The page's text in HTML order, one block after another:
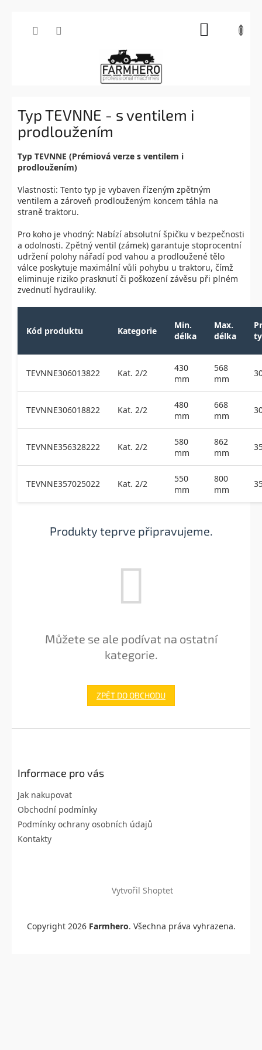
NÁKUPNÍ
Typ TEVNNE - s ventilem i
prodloužením
Typ TEVNNE (Prémiová verze s ventilem i
prodloužením)
Vlastnosti: Tento typ je vybaven řízeným zpětným
ventilem a zároveň prodlouženým koncem táhla na
straně traktoru.
Pro koho je vhodný: Nabízí absolutní špičku v bezpečnosti
a odolnosti. Zpětný ventil (zámek) garantuje stoprocentní
udržení polohy nářadí pod vahou a prodloužené tělo
válce poskytuje maximální vůli pohybu u traktoru, čímž
eliminuje riziko prasknutí či poškození závěsu při plném
zvednutí hydrauliky.
Kód produktu Kategorie
Min.
délka
Max.
délka
TEVNNE306013822 Kat. 2/2
430
mm
568
mm
TEVNNE306018822 Kat. 2/2
480
mm
668
mm
TEVNNE356328222 Kat. 2/2
580
mm
862
mm
TEVNNE357025022 Kat. 2/2
550
mm
800
mm
Produkty teprve připravujeme.
Můžete se ale podívat na ostatní
kategorie.
ZPĚT DO OBCHODU
Informace pro vás
Jak nakupovat
Obchodní podmínky
Podmínky ochrany osobních údajů
Kontakty
Vytvořil Shoptet
Copyright 2026 Farmhero. Všechna práva vyhrazena.